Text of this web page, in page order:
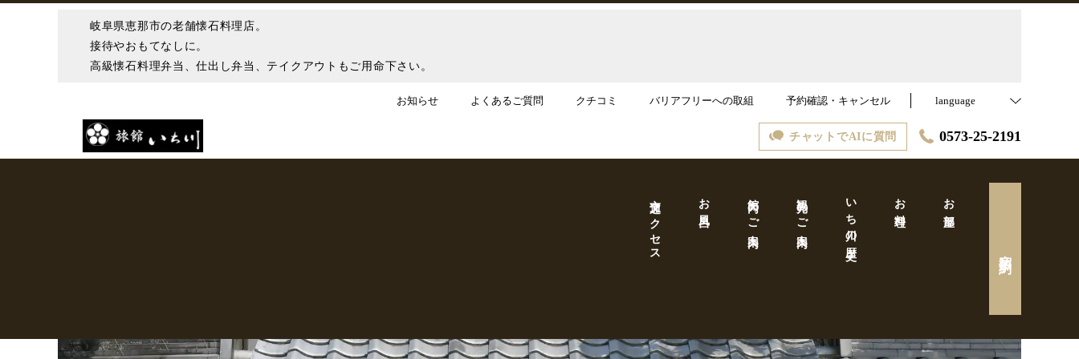
岐阜県恵那市の老舗懐石料理店。
接待やおもてなしに。
高級懐石料理弁当、仕出し弁当、テイクアウトもご用命下さい。
お知らせ よくあるご質問 クチコミ バリアフリーへの取組 予約確認・キャンセル language
チャットでAIに質問 0573-25-2191
お部屋
お料理
いち川の歴史
観光のご案内
館内のご案内
お風呂
交通アクセス